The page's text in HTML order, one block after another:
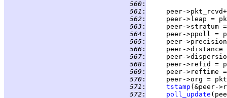
560 :
561 :
562 :
peer->leap =
563 :
564 :
565 :
566 :
567 :
568 :
569 :
570 :
571 :
tstamp
572 :
poll_update